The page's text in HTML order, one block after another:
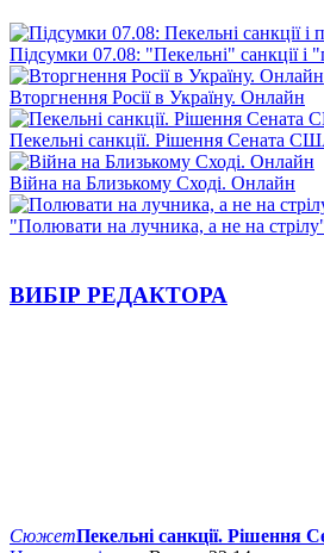
Підсумки 07.08: "Пекельні" санкції і
Вторгнення Росії в Україну. Онлайн
Пекельні санкції. Рішення Сената
Війна на Близькому Сході. Онлайн
"Полювати на лучника, а не на
ВИБІР РЕДАКТОРА
СюжетПекельні санкції. Рішення